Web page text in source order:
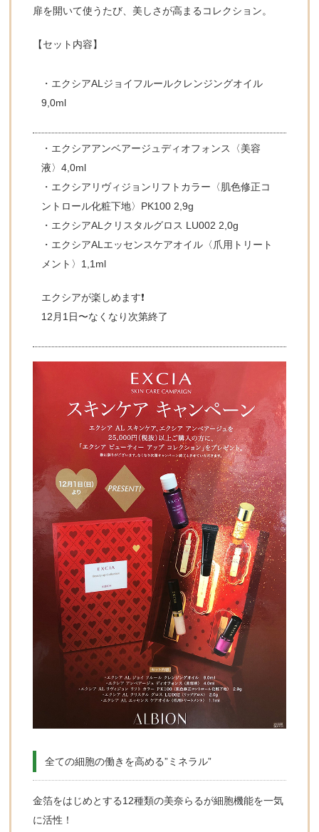
扉を開いて使うたび、美しさが高まるコレクション。
【セット内容】
・エクシアALジョイフルールクレンジングオイル
9,0ml
・エクシアアンベアージュディオフォンス〈美容
液〉4,0ml
・エクシアリヴィジョンリフトカラー〈肌色修正コ
ントロール化粧下地〉PK100 2,9g
・エクシアALクリスタルグロス LU002 2,0g
・エクシアALエッセンスケアオイル〈爪用トリート
メント〉1,1ml
エクシアが楽しめます❗
12月1日〜なくなり次第終了
全ての細胞の働きを高める”ミネラル”
金箔をはじめとする12種類の美奈らるが細胞機能を一気
に活性！